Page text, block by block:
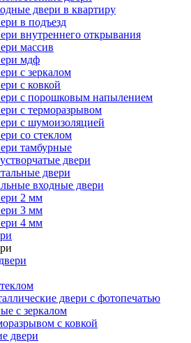
двери в квартиру
в подъезд
внутреннего открывания
массив
мдф
с зеркалом
с ковкой
с порошковым напылением
с терморазрывом
с шумоизоляцией
со стеклом
тамбурные
двери
двери
входные двери
2 мм
3 мм
4 мм
двери с фотопечатью
с зеркалом
с ковкой
двери